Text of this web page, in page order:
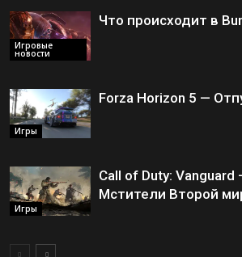
Игровые
новости
Что происходит в
Игры
Forza Horizon 5 —
Игры
Call of Duty:
Мстители Второй